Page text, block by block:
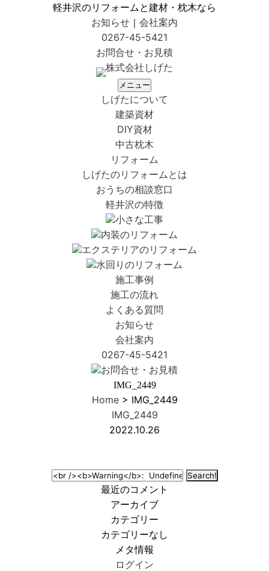
軽井沢のリフォームと建材・枕木なら
お知らせ ｜ 会社案内
0267-45-5421
お問合せ・お見積
メニュー
しげたについて
建築資材
DIY資材
中古枕木
リフォーム
しげたのリフォームとは
おうちの相談窓口
軽井沢の特徴
小さな工事
内装のリフォーム
エクステリアのリフォーム
水回りのリフォーム
施工事例
施工の流れ
よくある質問
お知らせ
会社案内
0267-45-5421
お問合せ・お見積
IMG_2449
Home> IMG_2449
IMG_2449
2022.10.26
最近のコメント
アーカイブ
カテゴリー
カテゴリーなし
メタ情報
ログイン